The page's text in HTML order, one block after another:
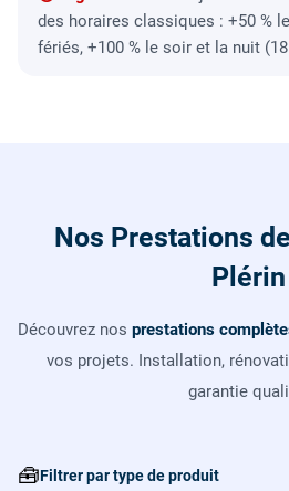
des horaires classiques : +50 %
fériés, +100 % le soir et la nuit
Nos Prestations
Plérin
Découvrez nos prestations
vos projets. Installation,
garantie
🧰Filtrer par type de produit